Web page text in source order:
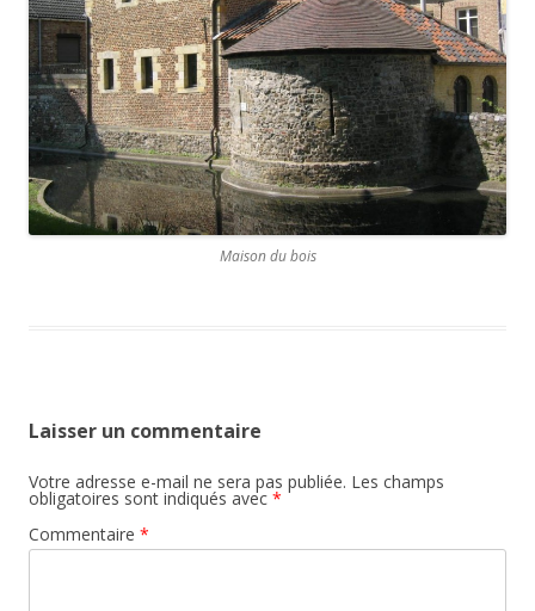
Maison du bois
Laisser un commentaire
Votre adresse e-mail ne sera pas publiée. Les champs
obligatoires sont indiqués avec *
Commentaire *